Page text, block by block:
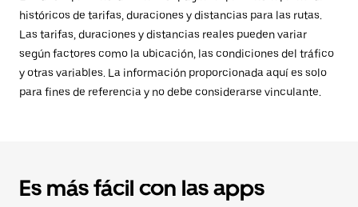
históricos de tarifas, duraciones y distancias para las rutas.
Las tarifas, duraciones y distancias reales pueden variar
según factores como la ubicación, las condiciones del tráfico
y otras variables. La información proporcionada aquí es solo
para fines de referencia y no debe considerarse vinculante.
Es más fácil con las apps